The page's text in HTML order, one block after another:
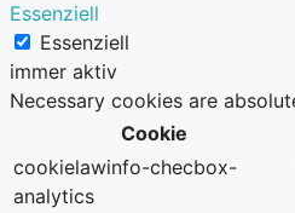
Essenziell
Essenziell
immer aktiv
Necessary cookies are
Cookie
cookielawinfo-checbox-
analytics